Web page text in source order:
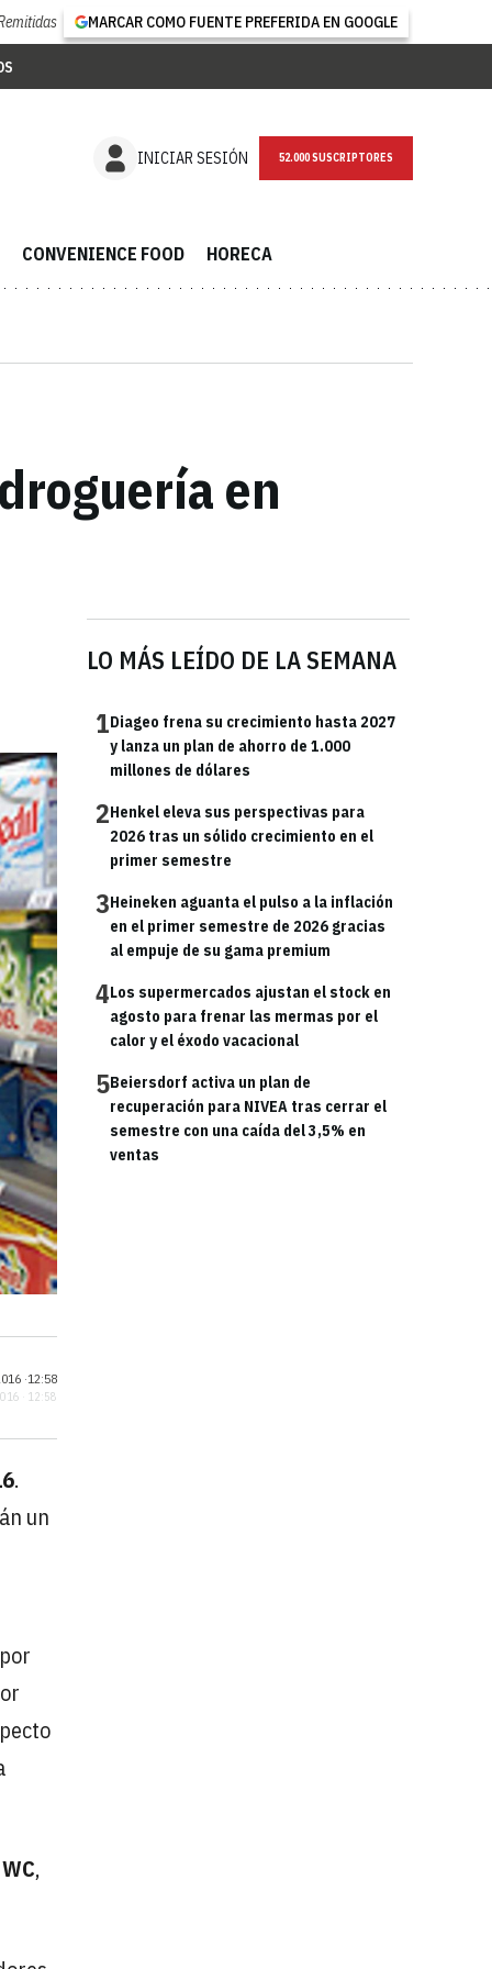
MARCAR COMO FUENTE PREFERIDA EN GOOGLE
INICIAR SESIÓN NEWSLETTER
CONVENIENCE FOOD HORECA
en
LO MÁS LEÍDO DE LA SEMANA
1Diageo frena su crecimiento hasta 2027
y lanza un plan de ahorro de 1.000
millones de dólares
2Henkel eleva sus perspectivas para
2026 tras un sólido crecimiento en el
primer semestre
3Heineken aguanta el pulso a la inflación
en el primer semestre de 2026 gracias
al empuje de su gama premium
4Los supermercados ajustan el stock en
agosto para frenar las mermas por el
calor y el éxodo vacacional
5Beiersdorf activa un plan de
recuperación para NIVEA tras cerrar el
semestre con una caída del 3,5% en
ventas
·12:58
· 12:58
.
un
,